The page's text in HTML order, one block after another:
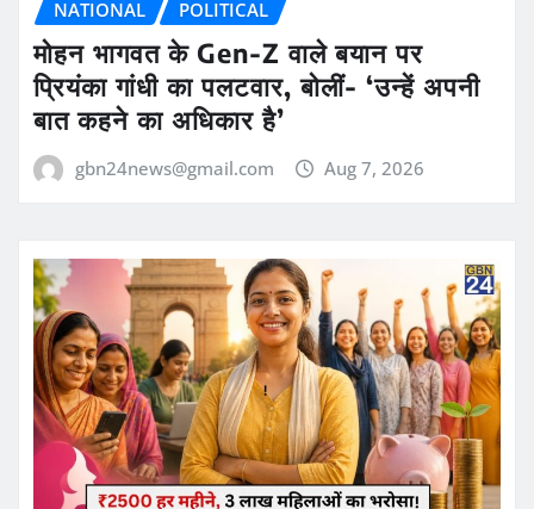
NATIONAL POLITICAL
मोहन भागवत के Gen-Z वाले बयान पर
प्रियंका गांधी का पलटवार, बोलीं- ‘उन्हें अपनी
बात कहने का अधिकार है’
gbn24news@gmail.com Aug 7, 2026